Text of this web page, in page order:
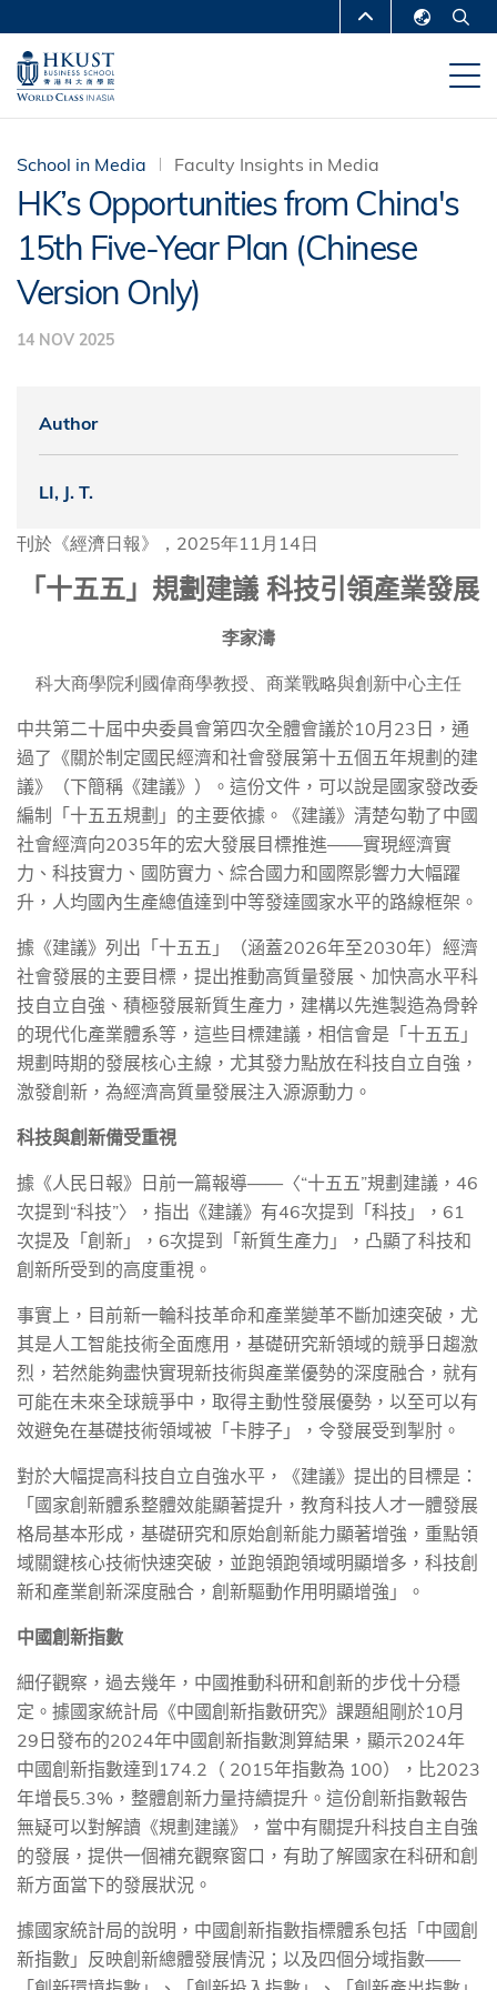
main
content
MORE ABOUT HKUST
UNIVERSITY NEWS
DEPARTMENTS A-Z
LIFE@HKUST LIBRARY
MAP & DIRECTIONS CAREERS AT HKUST
FACULTY PROFILES ABOUT HKUST
School in Media Faculty Insights in Media
HK’s Opportunities from China's
15th Five-Year Plan (Chinese
Version Only)
14 NOV 2025
Author
LI, J. T.
刊於《經濟日報》，2025年11月14日
「十五五」規劃建議 科技引領產業發展
李家濤
科大商學院利國偉商學教授、商業戰略與創新中心主任
中共第二十屆中央委員會第四次全體會議於10月 23 日，通
過了《關於制定國民經濟和社會發展第十五個五年規劃的建
議》（下簡稱《建議》）。這份文件，可以說是國家發改委
編制「十五五規劃」的主要依據。《建議》清楚勾勒了中國
社會經濟向2035年的宏大發展目標推進——實現經濟實
力、科技實力、國防實力、綜合國力和國際影響力大幅躍
升，人均國內生產總值達到中等發達國家水平的路線框架。
據《建議》列出「十五五」（涵蓋2026年至2030年）經濟
社會發展的主要目標，提出推動高質量發展、加快高水平科
技自立自強、積極發展新質生產力，建構以先進製造為骨幹
的現代化產業體系等，這些目標建議，相信會是「十五五」
規劃時期的發展核心主線，尤其發力點放在科技自立自強，
激發創新，為經濟高質量發展注入源源動力。
科技與創新備受重視
據《人民日報》日前一篇報導——〈“十五五”規劃建議， 46
次提到“科技”〉，指出《建議》有46次提到「科技」， 61
次提及「創新」， 6次提到「新質生產力」，凸顯了科技和
創新所受到的高度重視。
事實上，目前新一輪科技革命和產業變革不斷加速突破，尤
其是人工智能技術全面應用，基礎研究新領域的競爭日趨激
烈，若然能夠盡快實現新技術與產業優勢的深度融合，就有
可能在未來全球競爭中，取得主動性發展優勢，以至可以有
效避免在基礎技術領域被「卡脖子」，令發展受到掣肘。
對於大幅提高科技自立自強水平，《建議》提出的目標是：
「國家創新體系整體效能顯著提升，教育科技人才一體發展
格局基本形成，基礎研究和原始創新能力顯著增強，重點領
域關鍵核心技術快速突破，並跑領跑領域明顯增多，科技創
新和產業創新深度融合，創新驅動作用明顯增強」。
中國創新指數
細仔觀察，過去幾年，中國推動科研和創新的步伐十分穩
定。據國家統計局《中國創新指數研究》課題組剛於10月
29 日發布的2024年中國創新指數測算結果，顯示2024年
中國創新指數達到 174.2 （ 2015年指數為 100），比2023
年增長5.3% ，整體創新力量持續提升。這份創新指數報告
無疑可以對解讀《規劃建議》，當中有關提升科技自主自強
的發展，提供一個補充觀察窗口，有助了解國家在科研和創
新方面當下的發展狀況。
據國家統計局的說明，中國創新指數指標體系包括「中國創
新指數」反映創新總體發展情況；以及四個分域指數——